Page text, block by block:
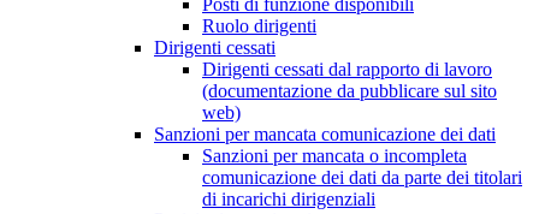
Ruolo dirigenti
Dirigenti cessati
Dirigenti cessati dal rapporto di lavoro
(documentazione da pubblicare sul sito
web)
Sanzioni per mancata comunicazione dei dati
Sanzioni per mancata o incompleta
comunicazione dei dati da parte dei titolari
di incarichi dirigenziali